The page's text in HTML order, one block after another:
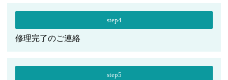
step4
修理完了のご連絡
step5